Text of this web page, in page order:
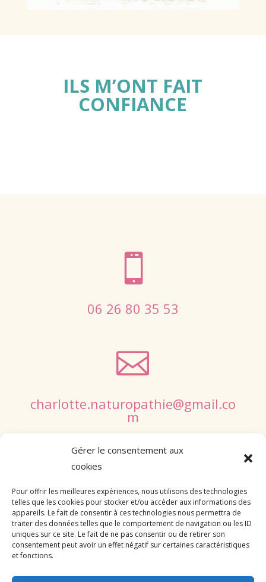
Gérer le consentement aux
cookies
Pour offrir les meilleures expériences, nous utilisons des technologies
telles que les cookies pour stocker et/ou accéder aux informations des
appareils. Le fait de consentir à ces technologies nous permettra de
traiter des données telles que le comportement de navigation ou les ID
uniques sur ce site. Le fait de ne pas consentir ou de retirer son
consentement peut avoir un effet négatif sur certaines caractéristiques
et fonctions.
ILS M’ONT FAIT
CONFIANCE

06 26 80 35 53

charlotte.naturopathie@gmail.co
m
Suivre
Suivre
Suivre